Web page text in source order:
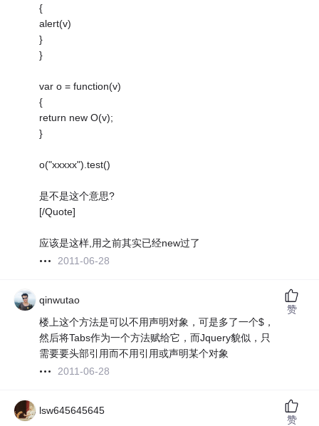
{
alert(v)
}
}
var o = function(v)
{
return new O(v);
}
o("xxxxx").test()
是不是这个意思?
[/Quote]
应该是这样,用之前其实已经new过了
2011-06-28
qinwutao
楼上这个方法是可以不用声明对象，可是多了一个$，
然后将Tabs作为一个方法赋给它，而Jquery貌似，只
需要要头部引用而不用引用或声明某个对象
2011-06-28
赞
lsw645645645
赞